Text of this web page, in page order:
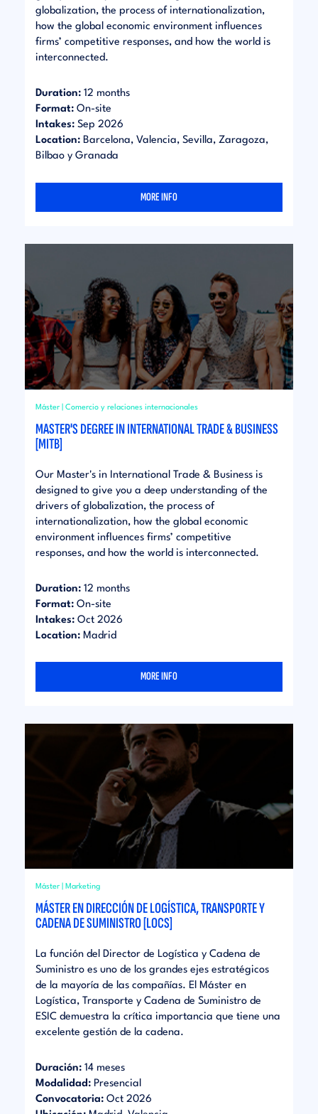
globalization, the process of internationalization,
how the global economic environment influences
firms’ competitive responses, and how the world is
interconnected.
Duration: 12 months
Format: On-site
Intakes: Sep 2026
Location: Barcelona, Valencia, Sevilla, Zaragoza,
Bilbao y Granada
MORE INFO
Máster | Comercio y relaciones internacionales
MASTER'S DEGREE IN INTERNATIONAL TRADE & BUSINESS
[MITB]
Our Master's in International Trade & Business is
designed to give you a deep understanding of the
drivers of globalization, the process of
internationalization, how the global economic
environment influences firms’ competitive
responses, and how the world is interconnected.
Duration: 12 months
Format: On-site
Intakes: Oct 2026
Location: Madrid
MORE INFO
Máster | Marketing
MÁSTER EN DIRECCIÓN DE LOGÍSTICA, TRANSPORTE Y
CADENA DE SUMINISTRO [LOCS]
La función del Director de Logística y Cadena de
Suministro es uno de los grandes ejes estratégicos
de la mayoría de las compañías. El Máster en
Logística, Transporte y Cadena de Suministro de
ESIC demuestra la crítica importancia que tiene una
excelente gestión de la cadena.
Duración: 14 meses
Modalidad: Presencial
Convocatoria: Oct 2026